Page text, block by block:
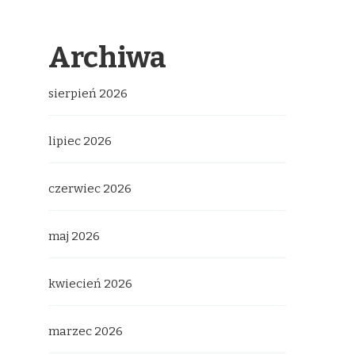
Archiwa
sierpień 2026
lipiec 2026
czerwiec 2026
maj 2026
kwiecień 2026
marzec 2026